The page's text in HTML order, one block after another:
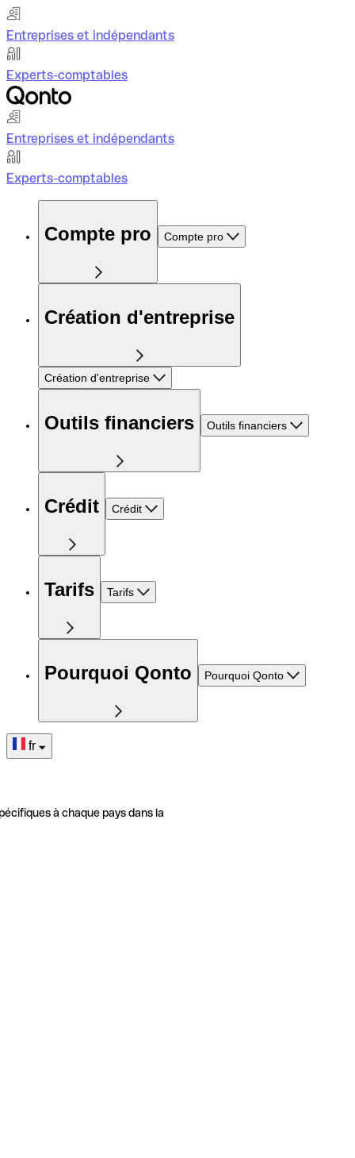
Entreprises et indépendants
Experts-comptables
Entreprises et indépendants
Experts-comptables
Compte pro Compte pro
Création d'entreprise
Création d'entreprise
Outils financiers Outils financiers
Crédit Crédit
Tarifs Tarifs
Pourquoi Qonto Pourquoi Qonto
fr
à chaque pays dans la